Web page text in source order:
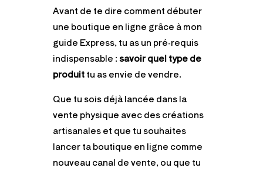
Avant de te dire comment débuter
une boutique en ligne grâce à mon
guide Express, tu as un pré-requis
indispensable :savoir quel type de
produittu as envie de vendre.
Que tu sois déjà lancée dans la
vente physique avec des créations
artisanales et que tu souhaites
lancer ta boutique en ligne comme
nouveau canal de vente, ou que tu